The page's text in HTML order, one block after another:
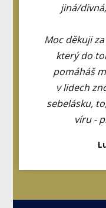
jiná/
Moc děkuji
který do
pomáháš
v lidech
sebelásku,
víru -